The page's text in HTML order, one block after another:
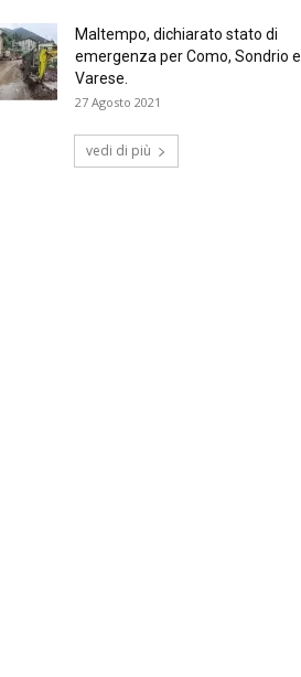
Maltempo, dichiarato stato di
emergenza per Como, Sondrio e
Varese.
27 Agosto 2021
vedi di più